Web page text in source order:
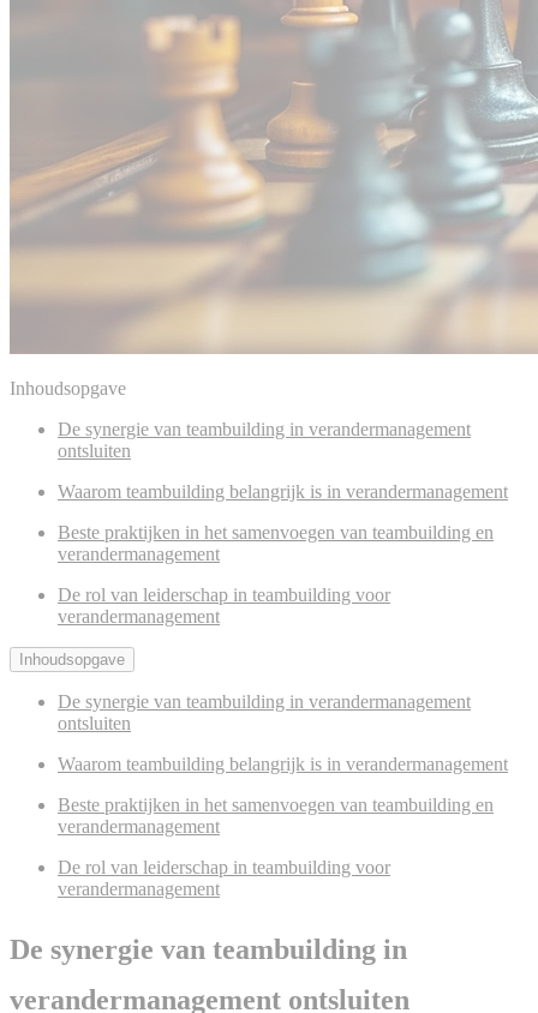
Inhoudsopgave
De synergie van teambuilding in verandermanagement
ontsluiten
Waarom teambuilding belangrijk is in verandermanagement
Beste praktijken in het samenvoegen van teambuilding en
verandermanagement
De rol van leiderschap in teambuilding voor
verandermanagement
Inhoudsopgave
De synergie van teambuilding in verandermanagement
ontsluiten
Waarom teambuilding belangrijk is in verandermanagement
Beste praktijken in het samenvoegen van teambuilding en
verandermanagement
De rol van leiderschap in teambuilding voor
verandermanagement
De synergie van teambuilding in
verandermanagement ontsluiten